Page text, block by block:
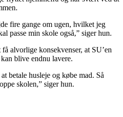
fire gange om ugen, hvilket jeg
passe min skole også,” siger hun.
alvorlige konsekvenser, at SU’en
blive endnu lavere.
betale husleje og købe mad. Så
skolen,” siger hun.